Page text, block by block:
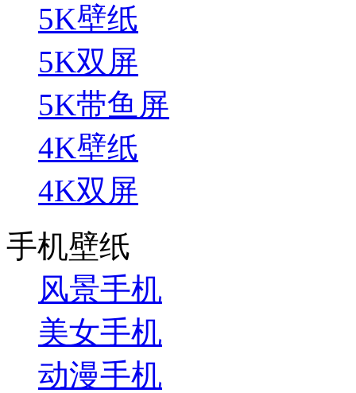
5K壁纸
5K双屏
5K带鱼屏
4K壁纸
4K双屏
手机壁纸
风景手机
美女手机
动漫手机